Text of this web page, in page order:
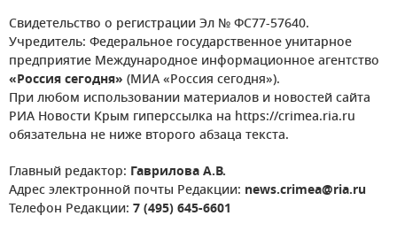
Свидетельство о регистрации Эл № ФС77-57640.
Учредитель: Федеральное государственное унитарное
предприятие Международное информационное агентство
«Россия сегодня» (МИА «Россия сегодня»).
При любом использовании материалов и новостей сайта
РИА Новости Крым гиперссылка на https://crimea.ria.ru
обязательна не ниже второго абзаца текста.
Главный редактор: Гаврилова А.В.
Адрес электронной почты Редакции: news.crimea@ria.ru
Телефон Редакции: 7 (495) 645-6601